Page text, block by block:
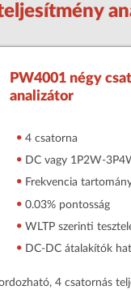
PW4001 négy
analizátor
4 csatorna
DC vagy 1P2W-
Frekvencia
0.03% pontosság
WLTP szerinti
DC-DC átalakítók
4 csatornás